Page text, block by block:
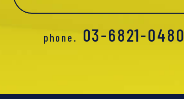
phone. 03-6821-0480